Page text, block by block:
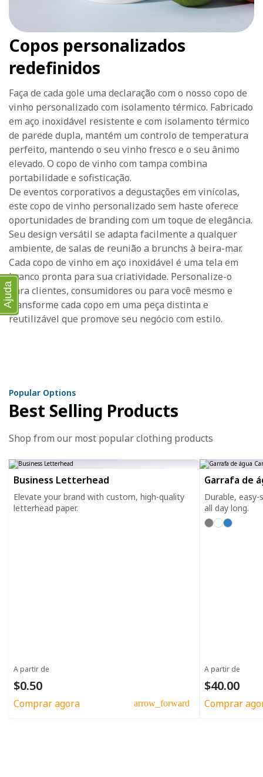
Copos personalizados
redefinidos
Faça de cada gole uma declaração com o nosso copo de
vinho personalizado com isolamento térmico. Fabricado
em aço inoxidável resistente e com isolamento térmico
de parede dupla, mantém um controlo de temperatura
perfeito, mantendo o seu vinho fresco e o seu ânimo
elevado. O copo de vinho com tampa combina
portabilidade e sofisticação.
De eventos corporativos a degustações em vinícolas,
este copo de vinho personalizado sem haste oferece
oportunidades de branding com um toque de elegância.
Seu design versátil se adapta facilmente a qualquer
ambiente, de salas de reunião a brunchs à beira-mar.
Cada copo de vinho em aço inoxidável é uma tela em
branco pronta para sua criatividade. Personalize-o
para clientes, consumidores ou para você mesmo e
transforme cada copo em uma peça distinta e
reutilizável que promove seu negócio com estilo.
Popular Options
Best Selling Products
Shop from our most popular clothing products
Business Letterhead
Elevate your brand with custom, high-quality
letterhead paper.
A partir de
$0.50
Comprar agora arrow_forward
Garrafa de
Durable,
all day long.
A partir de
$40.00
Comprar
Ajuda